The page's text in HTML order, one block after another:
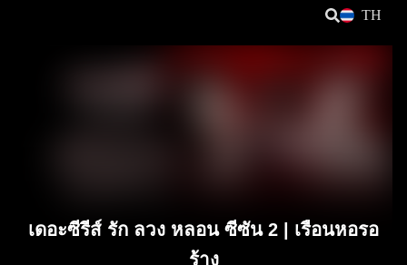
TH
เดอะซีรีส์ รัก ลวง หลอน ซีซัน 2 | เรือนหอรอ
ร้าง